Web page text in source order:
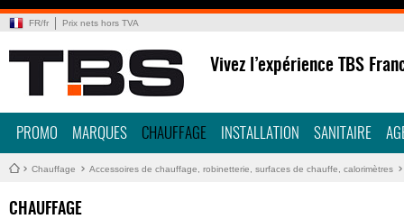
FR/fr Prix nets hors TVA
Vivez l’expérience TBS
PROMO MARQUES CHAUFFAGE INSTALLATION SANITAIRE
Chauffage Accessoires de chauffage, robinetterie, surfaces de chauffe, calorimètres
CHAUFFAGE